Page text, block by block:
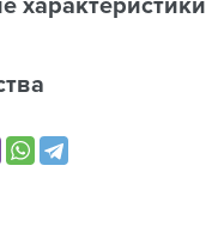
характеристики